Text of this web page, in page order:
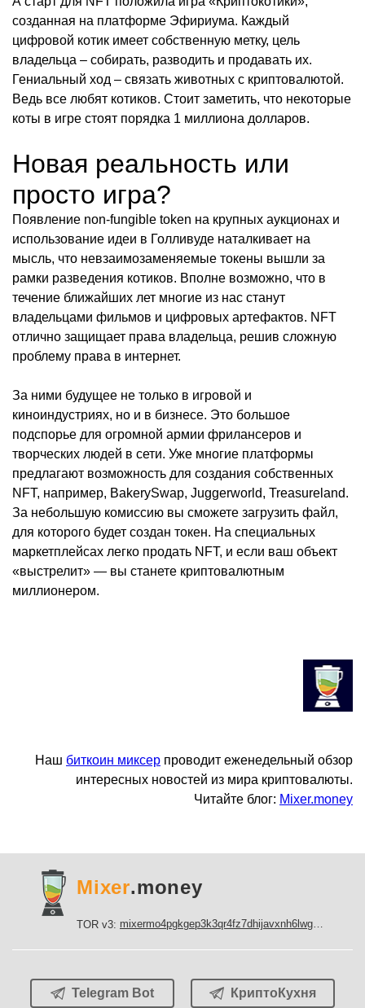
созданная на платформе Эфириума. Каждый
цифровой котик имеет собственную метку, цель
владельца – собирать, разводить и продавать их.
Гениальный ход – связать животных с криптовалютой.
Ведь все любят котиков. Стоит заметить, что некоторые
коты в игре стоят порядка 1 миллиона долларов.
Новая реальность или
просто игра?
Появление non-fungible token на крупных аукционах и
использование идеи в Голливуде наталкивает на
мысль, что невзаимозаменяемые токены вышли за
рамки разведения котиков. Вполне возможно, что в
течение ближайших лет многие из нас станут
владельцами фильмов и цифровых артефактов. NFT
отлично защищает права владельца, решив сложную
проблему права в интернет.
За ними будущее не только в игровой и
киноиндустриях, но и в бизнесе. Это большое
подспорье для огромной армии фрилансеров и
творческих людей в сети. Уже многие платформы
предлагают возможность для создания собственных
NFT, например, BakerySwap, Juggerworld, Treasureland.
За небольшую комиссию вы сможете загрузить файл,
для которого будет создан токен. На специальных
маркетплейсах легко продать NFT, и если ваш объект
«выстрелит» — вы станете криптовалютным
миллионером.
Наш биткоин миксер проводит еженедельный обзор
интересных новостей из мира криптовалюты.
Читайте блог: Mixer.money
Mixer.money
TOR v3: mixermo4pgkgep3k3qr4fz7dhijavxnh6lwgu7gf5qeltpy4unjed2yd.onion
Telegram Bot КриптоКухня